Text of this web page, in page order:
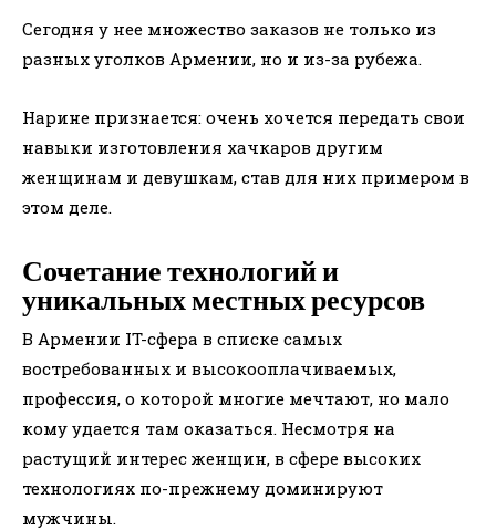
Сегодня у нее множество заказов не только из
разных уголков Армении, но и из-за рубежа.
Нарине признается: очень хочется передать свои
навыки изготовления хачкаров другим
женщинам и девушкам, став для них примером в
этом деле.
Сочетание технологий и
уникальных местных ресурсов
В Армении IT-сфера в списке самых
востребованных и высокооплачиваемых,
профессия, о которой многие мечтают, но мало
кому удается там оказаться. Несмотря на
растущий интерес женщин, в сфере высоких
технологиях по-прежнему доминируют
мужчины.